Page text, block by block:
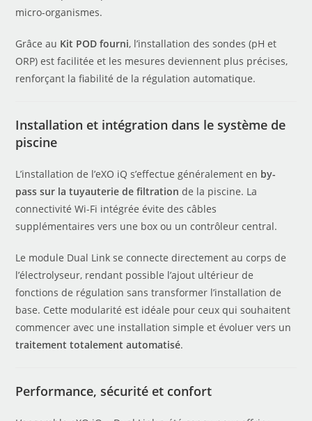
micro-organismes.
Grâce au Kit POD fourni, l’installation des sondes (pH et
ORP) est facilitée et les mesures deviennent plus précises,
renforçant la fiabilité de la régulation automatique.
Installation et intégration dans le système de
piscine
L’installation de l’eXO iQ s’effectue généralement en by-
pass sur la tuyauterie de filtration de la piscine. La
connectivité Wi-Fi intégrée évite des câbles
supplémentaires vers une box ou un contrôleur central.
Le module Dual Link se connecte directement au corps de
l’électrolyseur, rendant possible l’ajout ultérieur de
fonctions de régulation sans transformer l’installation de
base. Cette modularité est idéale pour ceux qui souhaitent
commencer avec une installation simple et évoluer vers un
traitement totalement automatisé.
Performance, sécurité et confort